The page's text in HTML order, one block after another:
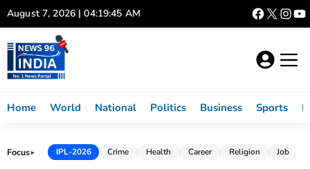
Skip
to
content
August 7, 2026 | 04:19:46 AM
Home World National Politics Business Sports
Focus► IPL-2026 Crime Health Career Religion Job